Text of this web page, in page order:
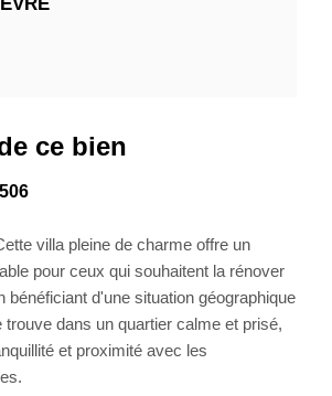
ce bien
villa pleine de charme offre un
pour ceux qui souhaitent la rénover
bénéficiant d'une situation géographique
trouve dans un quartier calme et prisé,
et proximité avec les